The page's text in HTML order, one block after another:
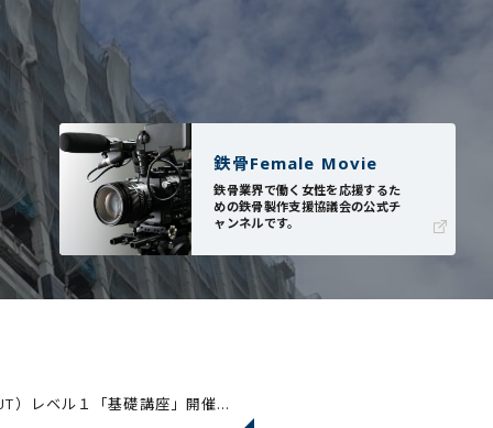
鉄骨Female Movie
鉄骨業界で働く女性を応援するた
めの鉄骨製作支援協議会の公式チ
ャンネルです。
【締切】超音波探傷（UT）レベル１「基礎講座」開催案内